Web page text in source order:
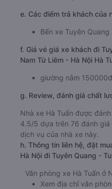
e. Các điểm trả khách của
Bến xe Tuyên Quang
f. Giá vé giá xe khách đi
Nam Từ Liêm - Hà Nội Hà
giường nằm
g. Review, đánh giá chất
Nhà xe Hà Tuấn được
4.5/5 dựa trên 76 đánh
dịch vụ của nhà xe này.
h. Thông tin liên hệ, đặt
Hà Nội đi Tuyên Quang -
Văn phòng xe Hà Tuấn ở
Xem địa chỉ văn